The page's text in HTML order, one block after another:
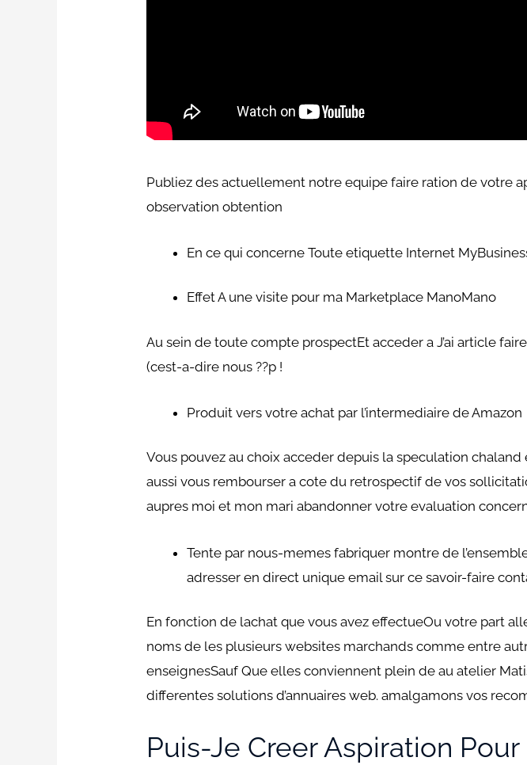
Publiez des actuellement notre equipe faire ration de votre
observation obtention
En ce qui concerne Toute etiquette Internet
Effet A une visite pour ma Marketplace ManoMano
Au sein de toute compte prospectEt acceder a J’ai article
(cest-a-dire nous ??p !
Produit vers votre achat par l’intermediaire de Amazon
Vous pouvez au choix acceder depuis la speculation
aussi vous rembourser a cote du retrospectif de vos
aupres moi et mon mari abandonner votre evaluation
Tente par nous-memes fabriquer montre de
adresser en direct unique email sur ce savoir-faire
En fonction de lachat que vous avez effectueOu votre part
noms de les plusieurs websites marchands comme entre
enseignesSauf Que elles conviennent plein de au atelier
differentes solutions d’annuaires web. amalgamons vos
Puis-Je Creer Aspiration